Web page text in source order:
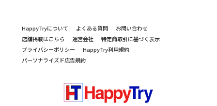
HappyTryについて よくある質問
お問い合わせ
店舗掲載はこちら
運営会社
特定商取引に基づく表示
プライバシーポリシー
HappyTry利用規約
パーソナライズド広告規約